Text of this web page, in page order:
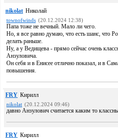
nikolat Николай
townofwinds (20.12.2024 12:38)
Папа тоже не вечный. Мало ли чего.
Но, я все равно думаю, что есть шанс, что
делать раньше.
Ну, а у Ведищева - прямо сейчас очень
Анзуловича.
Он себя и в Енисее отлично показал, и в
повышения.
FRY Кирилл
nikolat (20.12.2024 09:46)
давно Анзулович считается каким то
FRY Кирилл